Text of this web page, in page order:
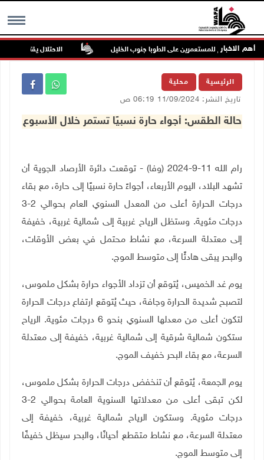
MENU أهم الاخبار
في هجوم للمستعمرين على الطوبا جنوب الخليل الاحتلال يقتحم عورتا
الرئيسية محلية
تاريخ النشر: 11/09/2024 06:19 ص
حالة الطقس: أجواء حارة نسبيًا تستمر خلال الأسبوع
رام الله 11-9-2024 (وفا) - توقعت دائرة الأرصاد الجوية أن
تشهد البلاد، اليوم الأربعاء، أجواءً حارة نسبيًا إلى حارة، مع بقاء
درجات الحرارة أعلى من المعدل السنوي العام بحوالي 2-3
درجات مئوية. وستظل الرياح غربية إلى شمالية غربية، خفيفة
إلى معتدلة السرعة، مع نشاط محتمل في بعض الأوقات،
والبحر يبقى هادئًا إلى متوسط الموج.
يوم غد الخميس، يُتوقع أن تزداد الأجواء حرارة بشكل ملموس،
لتصبح شديدة الحرارة وجافة، حيث يُتوقع ارتفاع درجات الحرارة
لتكون أعلى من معدلها السنوي بنحو 6 درجات مئوية. الرياح
ستكون شمالية شرقية إلى شمالية غربية، خفيفة إلى معتدلة
السرعة، مع بقاء البحر خفيف الموج.
يوم الجمعة، يُتوقع أن تنخفض درجات الحرارة بشكل ملموس،
لكن تبقى أعلى من معدلاتها السنوية العامة بحوالي 2-3
درجات مئوية. وستكون الرياح شمالية غربية، خفيفة إلى
معتدلة السرعة، مع نشاط متقطع أحيانًا، والبحر سيظل خفيفًا
إلى متوسط الموج.